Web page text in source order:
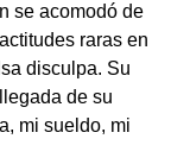
se acomodó de
raras en
disculpa. Su
de su
mi sueldo, mi